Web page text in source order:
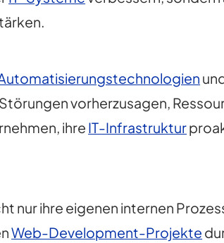
vorherzusagen,
ihre IT-Infrastruktur
nur ihre eigenen internen
Web-Development-Projekte